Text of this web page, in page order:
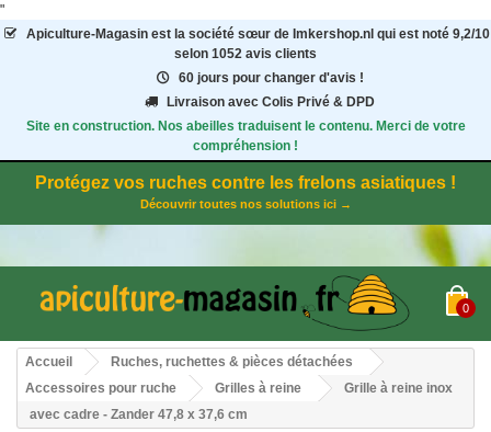
"
Apiculture-Magasinest la société sœur de Imkershop.nl qui est noté 9,2/10
selon 1052 avis clients
60 jours pour changer d'avis !
Livraison avec Colis Privé & DPD
Site en construction. Nos abeilles traduisent le contenu. Merci de votre
compréhension !
Protégez vos ruches contre les frelons asiatiques !
Découvrir toutes nos solutions ici →
0
Accueil
Ruches, ruchettes & pièces détachées
Accessoires pour ruche
Grilles à reine
Grille à reine inox
avec cadre - Zander 47,8 x 37,6 cm